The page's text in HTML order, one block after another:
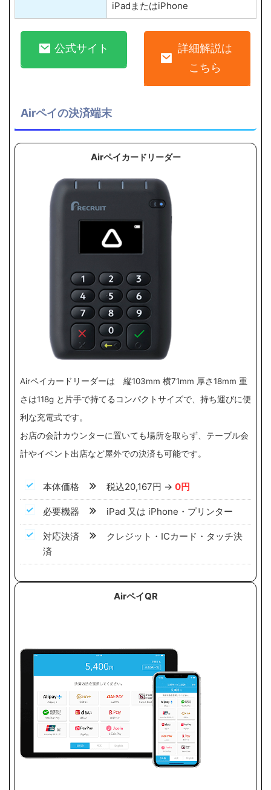
iPadまたはiPhone
公式サイト
詳細解説は
こちら
Airペイの決済端末
Airペイカードリーダー
Airペイカードリーダーは 縦103mm 横71mm 厚さ18mm 重
さは118g と片手で持てるコンパクトサイズで、持ち運びに便
利な充電式です。
お店の会計カウンターに置いても場所を取らず、テーブル会
計やイベント出店など屋外での決済も可能です。
本体価格 税込20,167円 → 0円
必要機器 iPad 又は iPhone・プリンター
対応決済
クレジット・ICカード・タッチ決
済
AirペイQR